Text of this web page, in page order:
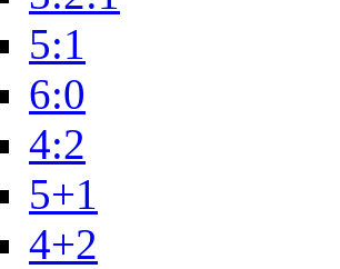
5:1
6:0
4:2
5+1
4+2